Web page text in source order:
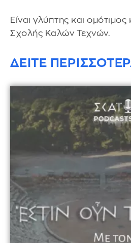
Είναι γλύπτης και
Σχολής Καλών Τεχνών.
ΔΕΙΤΕ